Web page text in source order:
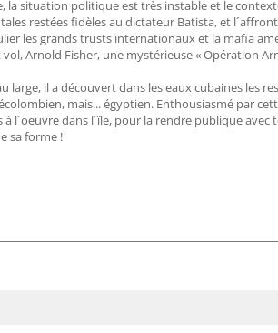
la situation politique est très instable et le
restées fidèles au dictateur Batista, et
les grands trusts internationaux et la mafia
Arnold Fisher, une mystérieuse « Opération
il a découvert dans les eaux cubaines les
mais... égyptien. Enthousiasmé par
l´oeuvre dans l´île, pour la rendre publique avec
sa forme !